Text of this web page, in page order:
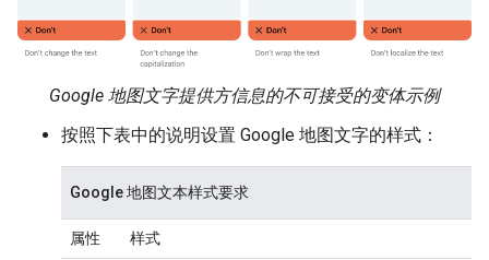
Google 地图文字提供方信息的不可接受的变体示例
按照下表中的说明设置 Google 地图文字的样式：
Google 地图文本样式要求
属性 样式